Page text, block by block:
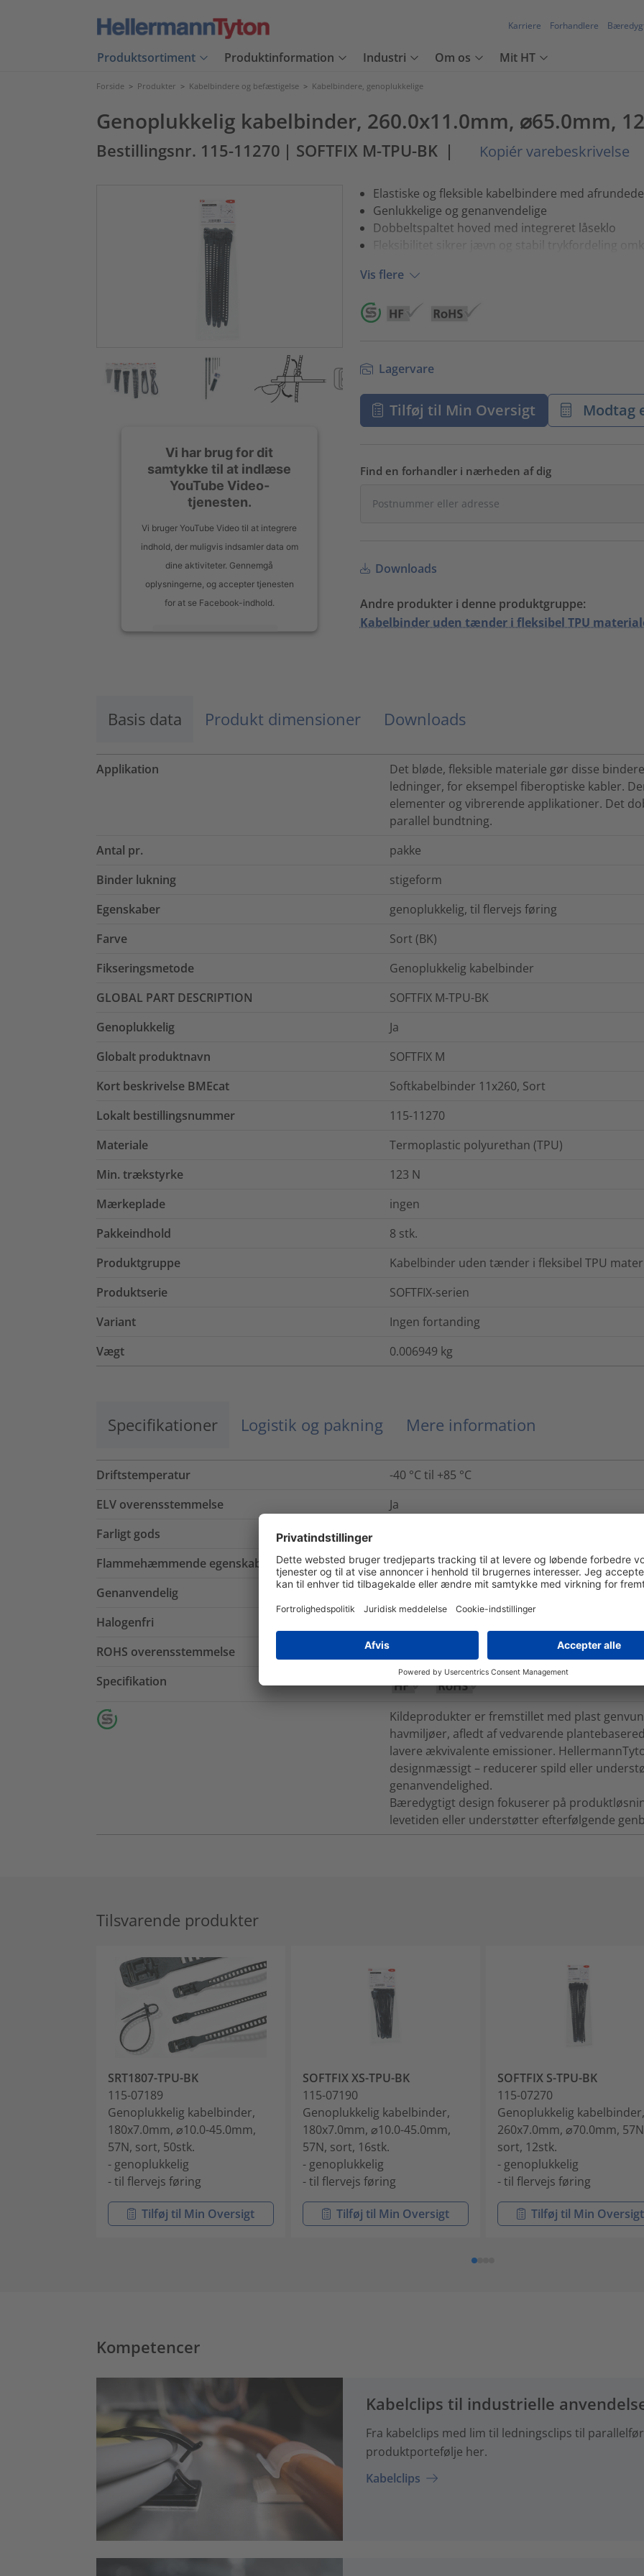
Karriere Forhandlere
Produktsortiment Produktinformation Industri Om os Mit HT
Forside > Produkter > Kabelbindere og befæstigelse > Kabelbindere, genoplukkelige
Genoplukkelig kabelbinder, 260.0x11.0mm, ⌀65.0mm,
Bestillingsnr. 115-11270 | SOFTFIX M-TPU-BK | Kopiér varebeskrivelse
Vi har brug for dit
samtykke til at indlæse
YouTube Video-
tjenesten.
Vi bruger YouTube Video til at integrere
indhold, der muligvis indsamler data om
dine aktiviteter. Gennemgå
oplysningerne, og accepter tjenesten
for at se Facebook-indhold.
Management Platform
Elastiske og fleksible kabelbindere med
Genlukkelige og genanvendelige
Dobbeltspaltet hoved med integreret låseklo
Fleksibilitet sikrer jævn og stabil trykfordeling
Vis flere
Lagervare
Tilføj til Min Oversigt Modtag
Find en forhandler i nærheden af dig
Downloads
Andre produkter i denne produktgruppe:
Kabelbinder uden tænder i fleksibel TPU
Basis data Produkt dimensioner Downloads
Applikation
Det bløde, fleksible materiale gør disse
ledninger, for eksempel fiberoptiske kabler.
elementer og vibrerende applikationer. Det
parallel bundtning.
Antal pr.
pakke
Binder lukning
stigeform
Egenskaber
genoplukkelig, til flervejs føring
Farve
Sort (BK)
Fikseringsmetode
Genoplukkelig kabelbinder
GLOBAL PART DESCRIPTION
SOFTFIX M-TPU-BK
Genoplukkelig
Ja
Globalt produktnavn
SOFTFIX M
Kort beskrivelse BMEcat
Softkabelbinder 11x260, Sort
Lokalt bestillingsnummer
115-11270
Materiale
Termoplastic polyurethan (TPU)
Min. trækstyrke
123 N
Mærkeplade
ingen
Pakkeindhold
8 stk.
Produktgruppe
Kabelbinder uden tænder i fleksibel TPU
Produktserie
SOFTFIX-serien
Variant
Ingen fortanding
Vægt
0.006949 kg
Specifikationer Logistik og pakning Mere information
Driftstemperatur
-40 °C til +85 °C
ELV overensstemmelse
Ja
Farligt gods
Flammehæmmende egenskab
Iht. UL94 HB
Genanvendelig
Ja
Halogenfri
ROHS overensstemmelse
Specifikation
Kildeprodukter er fremstillet med plast
havmiljøer, afledt af vedvarende
lavere ækvivalente emissioner.
designmæssigt – reducerer spild eller
genanvendelighed.
Bæredygtigt design fokuserer på
levetiden eller understøtter efterfølgende
Tilsvarende produkter
SRT1807-TPU-BK
115-07189
Genoplukkelig kabelbinder,
180x7.0mm, ⌀10.0-45.0mm,
57N, sort, 50stk.
- genoplukkelig
- til flervejs føring
Tilføj til Min Oversigt
SOFTFIX XS-TPU-BK
115-07190
Genoplukkelig kabelbinder,
180x7.0mm, ⌀10.0-45.0mm,
57N, sort, 16stk.
- genoplukkelig
- til flervejs føring
Tilføj til Min Oversigt
SOFTFIX S-TPU-BK
115-07270
Genoplukkelig kabelbinder,
260x7.0mm, ⌀70.0mm,
sort, 12stk.
- genoplukkelig
- til flervejs føring
Tilføj til Min Oversigt
Kompetencer
Kabelclips til industrielle
Fra kabelclips med lim til ledningsclips til
produktportefølje her.
Kabelclips